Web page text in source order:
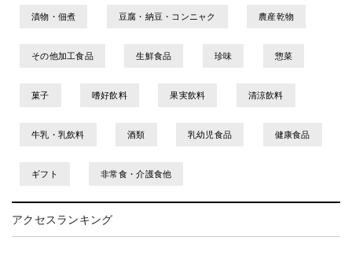
漬物・佃煮 豆腐・納豆・コンニャク 農産乾物
その他加工食品 生鮮食品 珍味 惣菜
菓子 嗜好飲料 果実飲料 清涼飲料
牛乳・乳飲料 酒類 乳幼児食品 健康食品
ギフト 非常食・介護食他
アクセスランキング